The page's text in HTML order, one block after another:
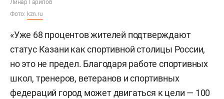
Линар Гарипов
Фото: kzn.ru
«Уже 68 процентов жителей подтверждают
статус Казани как спортивной столицы России,
но это не предел. Благодаря работе спортивных
школ, тренеров, ветеранов и спортивных
федераций город может двигаться к цели — 100